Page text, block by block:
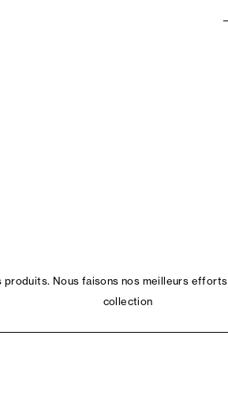
Nous faisons nos meilleurs
collection